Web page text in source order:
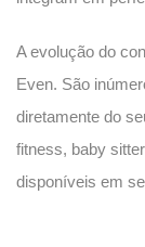
A evolução do
Even. São
diretamente do
fitness, baby
disponíveis em